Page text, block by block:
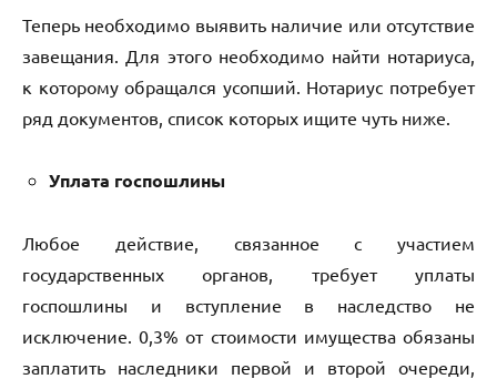
Теперь необходимо выявить наличие или отсутствие
завещания. Для этого необходимо найти нотариуса,
к которому обращался усопший. Нотариус потребует
ряд документов, список которых ищите чуть ниже.
Уплата госпошлины
Любое действие, связанное с участием
государственных органов, требует уплаты
госпошлины и вступление в наследство не
исключение. 0,3% от стоимости имущества обязаны
заплатить наследники первой и второй очереди,